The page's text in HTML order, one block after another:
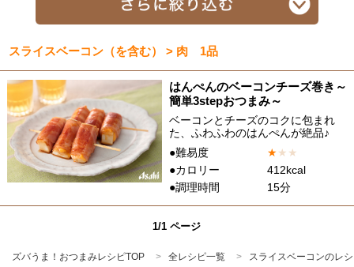
スライスベーコン（を含む） > 肉 1品
はんぺんのベーコンチーズ巻き～
簡単3stepおつまみ～
ベーコンとチーズのコクに包まれ
た、ふわふわのはんぺんが絶品♪
●難易度
★★ ★
●カロリー
412kcal
●調理時間
15分
1/1 ページ
ズバうま！おつまみレシピTOP 全レシピ一覧
スライスベーコンのレ